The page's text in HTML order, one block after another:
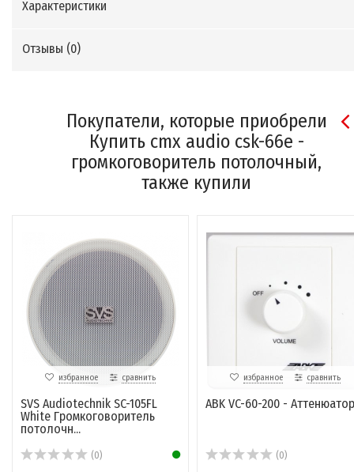
Характеристики
Отзывы (0)
Покупатели, которые приобрели
Купить cmx audio csk-66e -
громкоговоритель потолочный,
также купили
избранное сравнить
SVS Audiotechnik SC-105FL
White Громкоговоритель
потолочн...
(0)
избранное сравнить
ABK VC-60-200 - Аттенюатор
(0)